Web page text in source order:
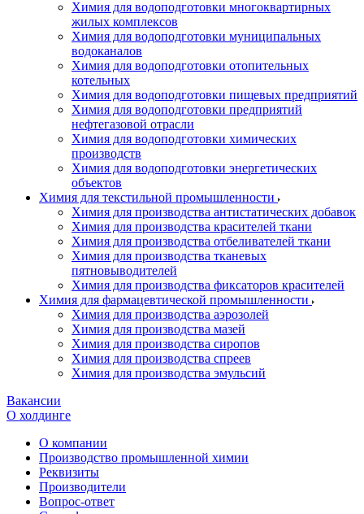
Химия для водоподготовки многоквартирных
жилых комплексов
Химия для водоподготовки муниципальных
водоканалов
Химия для водоподготовки отопительных
котельных
Химия для водоподготовки пищевых предприятий
Химия для водоподготовки предприятий
нефтегазовой отрасли
Химия для водоподготовки химических
производств
Химия для водоподготовки энергетических
объектов
Химия для текстильной промышленности
Химия для производства антистатических добавок
Химия для производства красителей ткани
Химия для производства отбеливателей ткани
Химия для производства тканевых
пятновыводителей
Химия для производства фиксаторов красителей
Химия для фармацевтической промышленности
Химия для производства аэрозолей
Химия для производства мазей
Химия для производства сиропов
Химия для производства спреев
Химия для производства эмульсий
Вакансии
О холдинге
О компании
Производство промышленной химии
Реквизиты
Производители
Вопрос-ответ